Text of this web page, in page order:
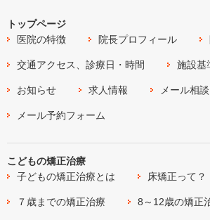
トップページ
医院の特徴
院長プロフィール
交通アクセス、診療日・時間 施設基
お知らせ 求人情報 メール相
メール予約フォーム
こどもの矯正治療
子どもの矯正治療とは
床矯正って？
７歳までの矯正治療 8～12歳の矯正